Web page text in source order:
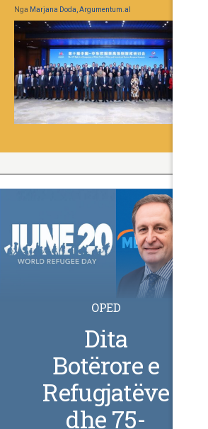
Nga Marjana Doda, Argumentum.al
OPED
Dita
Botërore e
Refugjatëve
dhe 75-